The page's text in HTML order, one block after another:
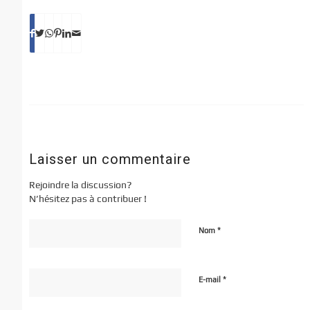
Laisser un commentaire
Rejoindre la discussion?
N’hésitez pas à contribuer !
Nom *
E-mail *